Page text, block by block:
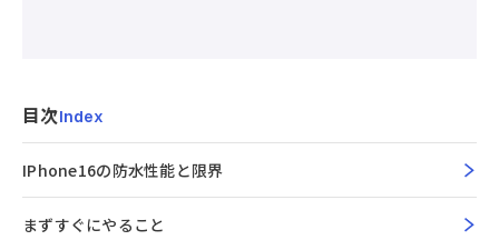
目次Index
IPhone16の防水性能と限界
まずすぐにやること